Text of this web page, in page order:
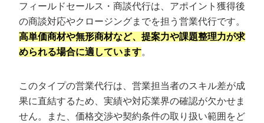
フィールドセールス・商談代行は、アポイント獲得後
の商談対応やクロージングまでを担う営業代行です。
高単価商材や無形商材など、提案力や課題整理力が求
められる場合に適しています。
このタイプの営業代行は、営業担当者のスキル差が成
果に直結するため、実績や対応業界の確認が欠かせま
せん。また、価格交渉や契約条件の取り扱い範囲をど